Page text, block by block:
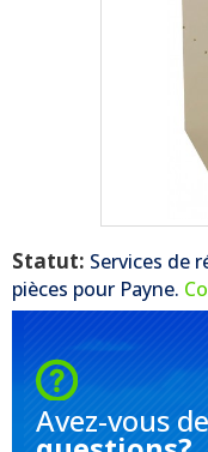
Statut: Services de
pièces pour Payne.
Avez-vous